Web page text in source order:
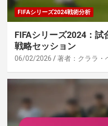
FIFAシリーズ2024戦術分析
FIFAシリーズ2024：試
戦略セッション
06/02/2026 著者：クララ・